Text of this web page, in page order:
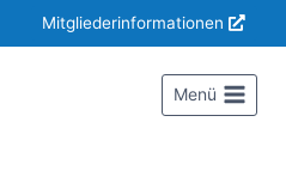
Mitgliederinformationen
Menü